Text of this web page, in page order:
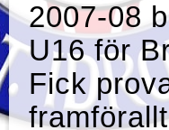
2007-08
U16 för
Fick